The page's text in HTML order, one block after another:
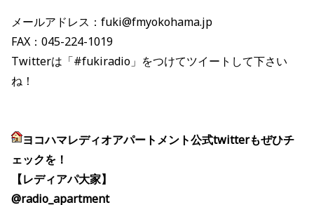
メールアドレス：fuki@fmyokohama.jp
FAX：045-224-1019
Twitterは「#fukiradio」をつけてツイートして下さい
ね！
ヨコハマレディオアパートメント公式twitterもぜひチ
ェックを！
【レディアパ大家】
@radio_apartment